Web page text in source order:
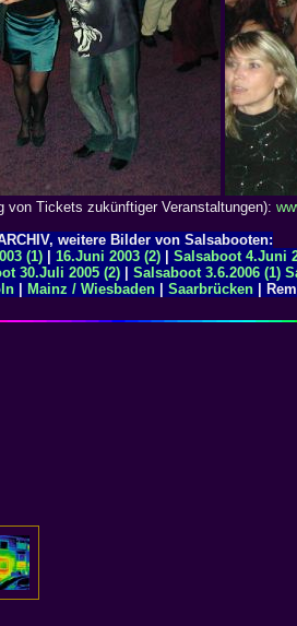
Tickets zukünftiger Veranstaltungen):
weitere Bilder von Salsabooten:
(1) | 16.Juni 2003 (2) | Salsaboot 4.Juni
30.Juli 2005 (2)| Salsaboot 3.6.2006 (1)
| Mainz / Wiesbaden| Saarbrücken|